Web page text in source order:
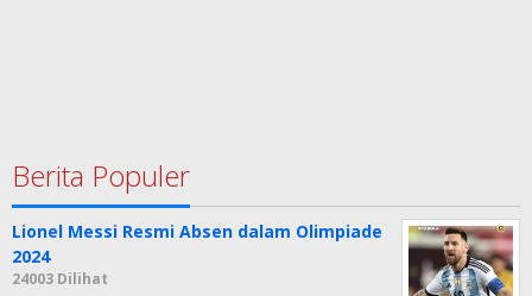
Berita Populer
Lionel Messi Resmi Absen dalam Olimpiade
2024
24003 Dilihat